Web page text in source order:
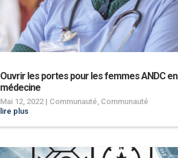
Ouvrir les portes pour les femmes ANDC en
médecine
Mai 12, 2022| Communauté, Communauté
lire plus